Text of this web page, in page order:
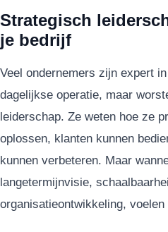
Strategisch
je bedrijf
Veel ondernemers zijn expert
dagelijkse operatie, maar
leiderschap. Ze weten hoe ze
oplossen, klanten kunnen
kunnen verbeteren. Maar
langetermijnvisie,
organisatieontwikkeling,